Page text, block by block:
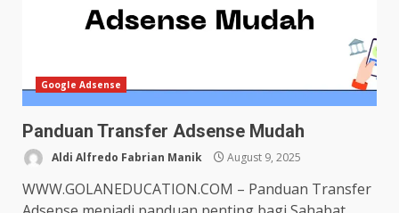
Google Adsense
Panduan Transfer Adsense Mudah
Aldi Alfredo Fabrian Manik August 9, 2025
WWW.GOLANEDUCATION.COM – Panduan Transfer